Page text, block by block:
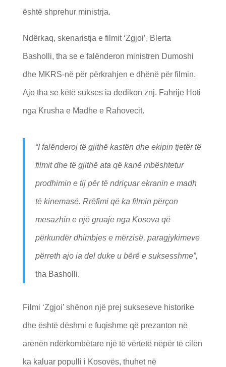
është shprehur ministrja.
Ndërkaq, skenaristja e filmit ‘Zgjoi’, Blerta
Basholli, tha se e falënderon ministren Dumoshi
dhe MKRS-në për përkrahjen e dhënë për filmin.
Ajo tha se këtë sukses ia dedikon znj. Fahrije Hoti
nga Krusha e Madhe e Rahovecit.
“I falënderoj të gjithë kastën dhe ekipin tjetër të
filmit dhe të gjithë ata që kanë mbështetur
prodhimin e tij për të ndriçuar ekranin e madh
të kinemasë. Rrëfimi që ka filmin përçon
mesazhin e një gruaje nga Kosova që
përkundër dhimbjes e mërzisë, paragjykimeve
përreth ajo ia del duke u bërë e suksesshme”,
tha Basholli.
Filmi ‘Zgjoi’ shënon një prej sukseseve historike
dhe është dëshmi e fuqishme që prezanton në
arenën ndërkombëtare një të vërtetë nëpër të cilën
ka kaluar populli i Kosovës, thuhet në